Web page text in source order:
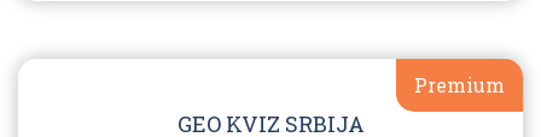
Premium
GEO KVIZ SRBIJA